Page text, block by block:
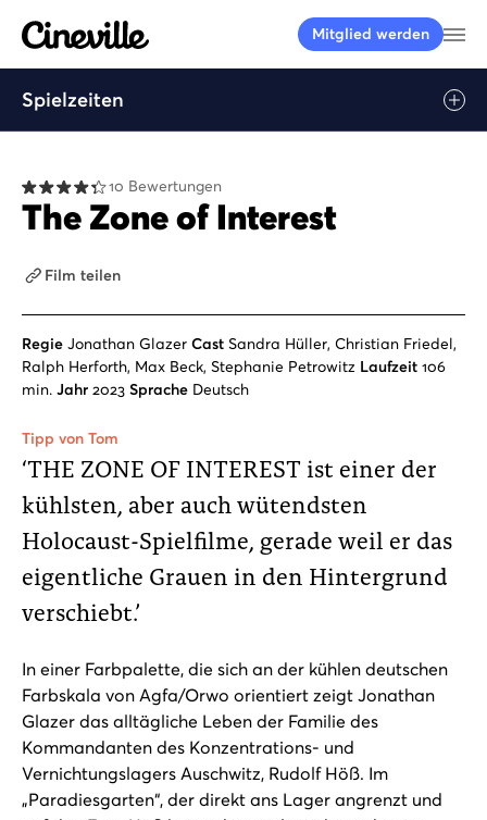
Cineville Logo
Mitglied werden
Spielzeiten
10 Bewertungen
The Zone of Interest
Film teilen
Regie Jonathan Glazer Cast Sandra Hüller, Christian Friedel,
Ralph Herforth, Max Beck, Stephanie Petrowitz Laufzeit 106
min. Jahr 2023 Sprache Deutsch
Tipp von Tom
‘THE ZONE OF INTEREST ist einer der
kühlsten, aber auch wütendsten
Holocaust-Spielfilme, gerade weil er das
eigentliche Grauen in den Hintergrund
verschiebt.’
In einer Farbpalette, die sich an der kühlen deutschen
Farbskala von Agfa/Orwo orientiert zeigt Jonathan
Glazer das alltägliche Leben der Familie des
Kommandanten des Konzentrations- und
Vernichtungslagers Auschwitz, Rudolf Höß. Im
„Paradiesgarten“, der direkt ans Lager angrenzt und